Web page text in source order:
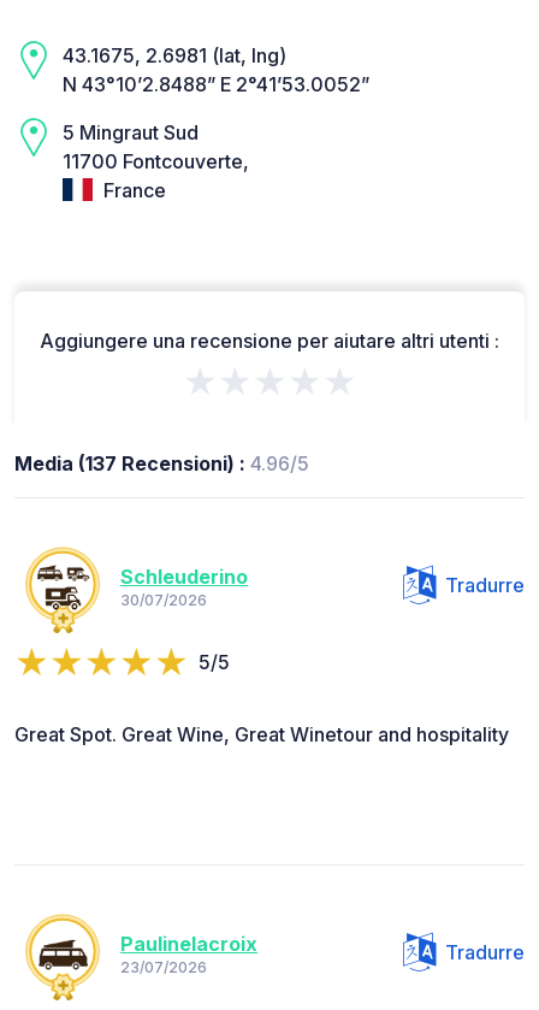
43.1675, 2.6981 (lat, lng)
N 43°10’2.8488” E 2°41’53.0052”
5 Mingraut Sud
11700 Fontcouverte,
France
Aggiungere una recensione per aiutare altri utenti :
★★★★★
Media (137 Recensioni) : 4.96/5
Schleuderino
30/07/2026
Tradurre
5/5
Great Spot. Great Wine, Great Winetour and hospitality
Paulinelacroix
23/07/2026
Tradurre